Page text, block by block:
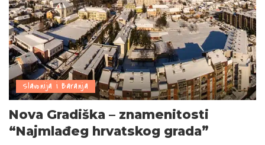
Slavonija i Baranja
Nova Gradiška – znamenitosti
“Najmlađeg hrvatskog grada”